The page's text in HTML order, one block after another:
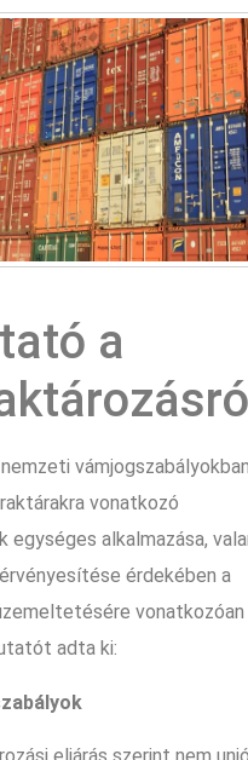
a
vámjogszabályokban
vonatkozó
egységes alkalmazása,
érdekében a
vonatkozóan
adta ki: